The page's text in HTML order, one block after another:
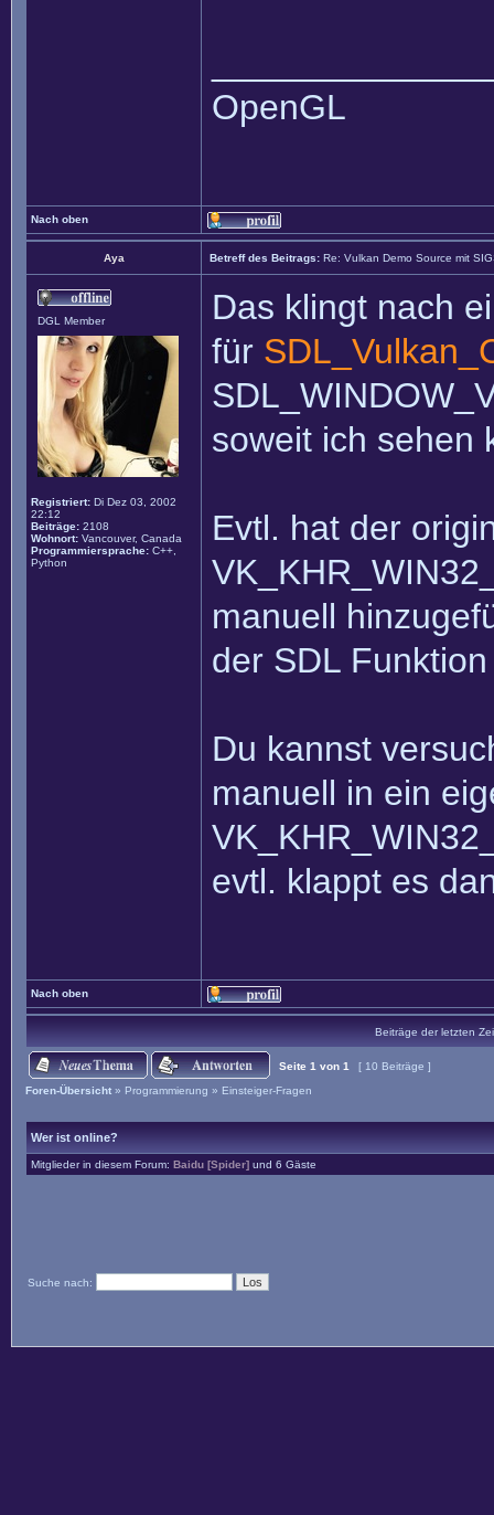
OpenGL
Nach oben
Aya Betreff des Beitrags: Re: Vulkan Demo Source mit
DGL Member
Registriert: Di Dez 03, 2002
22:12
Beiträge: 2108
Wohnort: Vancouver, Canada
Programmiersprache: C++,
Python
Das klingt nach
für
soweit ich sehen
Evtl. hat der
manuell
der SDL
Du kannst
manuell in ein
evtl. klappt es
Nach oben
Beiträge der letzten
Seite 1 von 1
[ 10 Beiträge ]
Foren-Übersicht » Programmierung » Einsteiger-Fragen
Wer ist online?
Mitglieder in diesem Forum: Baidu [Spider] und 6 Gäste
Suche nach: